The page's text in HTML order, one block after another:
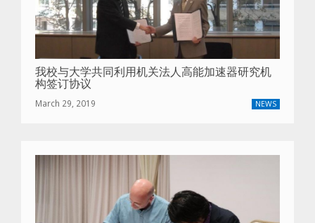
我校与大学共同利用机关法人高能加速器研究机
构签订协议
NEWS
March 29, 2019